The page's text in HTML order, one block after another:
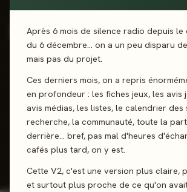
Après 6 mois de silence radio depuis
du 6 décembre… on a un peu disparu
mais pas du projet.
Ces derniers mois, on a repris
en profondeur : les fiches jeux, les avis
avis médias, les listes, le calendrier des
recherche, la communauté, toute la
derrière… bref, pas mal d'heures
cafés plus tard, on y est.
Cette V2, c'est une version plus claire,
et surtout plus proche de ce qu'on
2026·LUCKY DUCK GAMES
Dragons of
1 joueurs 14 ans+
Gestion de Main
J'ai joué Envie de jouer
Donner mon avis